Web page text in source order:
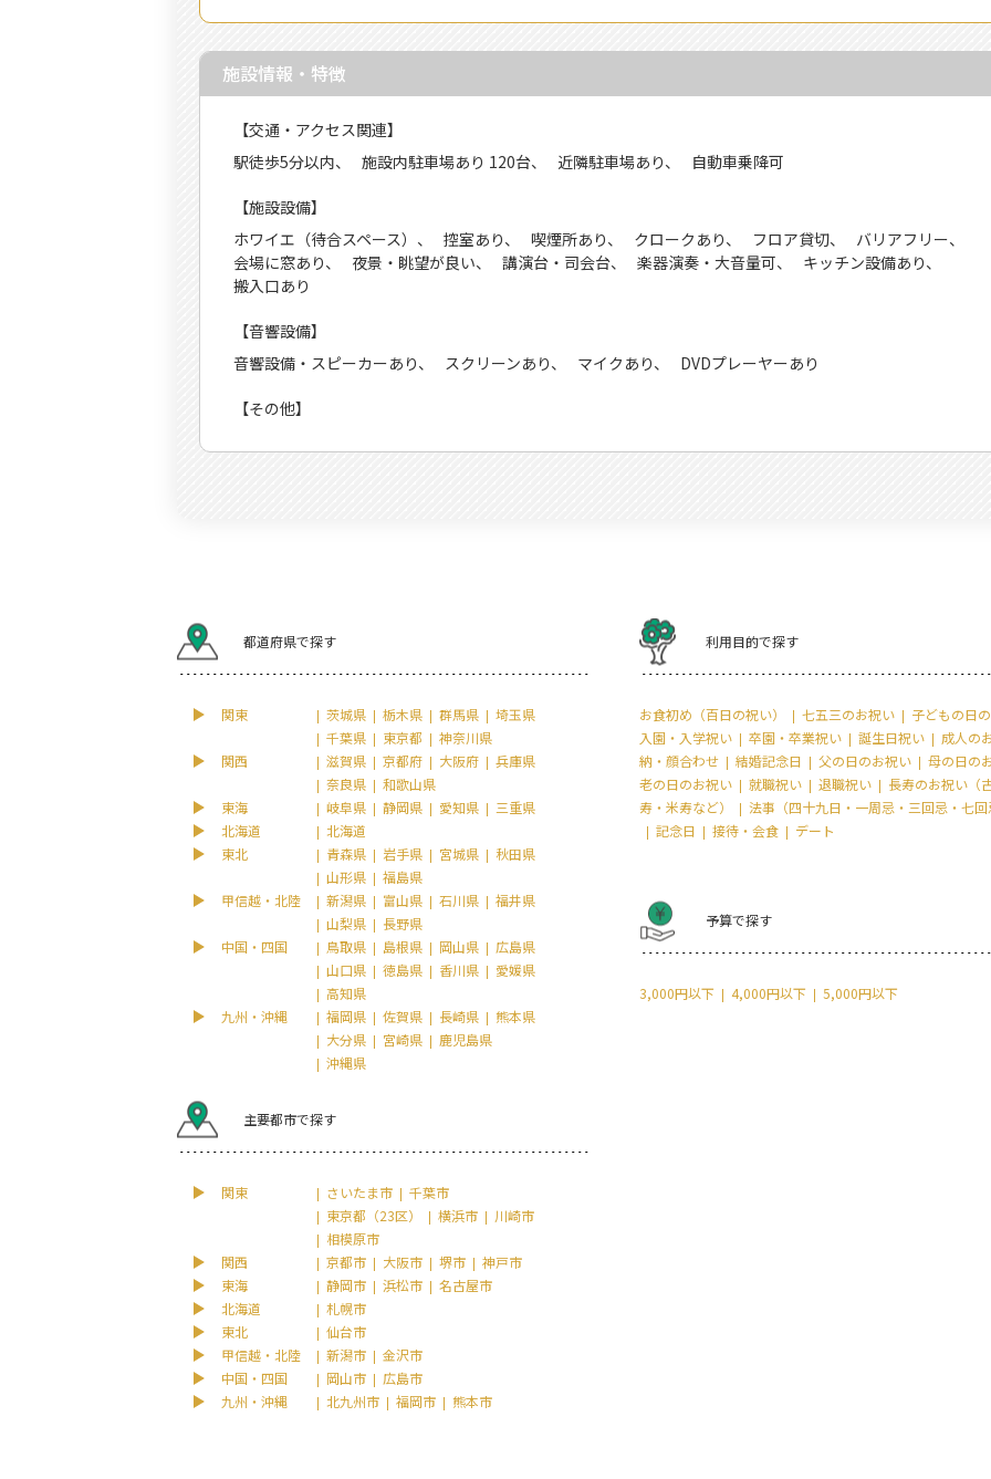
施設情報・特徴
【交通・アクセス関連】
駅徒歩5分以内
施設内駐車場あり 120台 近隣駐車場あり 自動車乗降可
【施設設備】
ホワイエ（待合スペース）
控室あり 喫煙所あり クロークあり フロア貸切
バリアフリー
会場に窓あり
夜景・眺望が良い 講演台・司会台 楽器演奏・大音量可
キッチン設備あり
搬入口あり
【音響設備】
音響設備・スピーカーあり
スクリーンあり マイクあり DVDプレーヤーあり
【その他】
都道府県で探す
関東 茨城県 栃木県 群馬県
埼玉県
千葉県
東京都
神奈川県
関西
滋賀県 京都府 大阪府
兵庫県
奈良県
和歌山県
東海
岐阜県 静岡県 愛知県
三重県
北海道
北海道
東北
青森県 岩手県 宮城県
秋田県
山形県
福島県
甲信越・北陸
新潟県 富山県 石川県
福井県
山梨県
長野県
中国・四国
鳥取県 島根県 岡山県
広島県
山口県
徳島県 香川県
愛媛県
高知県
九州・沖縄
福岡県 佐賀県 長崎県
熊本県
大分県
宮崎県
鹿児島県
沖縄県
主要都市で探す
関東 さいたま市
千葉市
東京都（23区）
横浜市
川崎市
相模原市
関西
京都市 大阪市 堺市
神戸市
東海
静岡市 浜松市
名古屋市
北海道
札幌市
東北
仙台市
甲信越・北陸
新潟市
金沢市
中国・四国
岡山市
広島市
九州・沖縄
北九州市 福岡市 熊本市
利用目的で探す
お食初め（百日の祝い） 七五三のお祝い
子どもの日
入園・入学祝い
卒園・卒業祝い 誕生日祝い
成人の
納・顔合わせ
結婚記念日 父の日のお祝い
母の日の
老の日のお祝い
就職祝い 退職祝い
長寿のお祝い（
寿・米寿など）
法事（四十九日・一周忌・三回忌・七
記念日
接待・会食 デート
予算で探す
3,000円以下 4,000円以下 5,000円以下